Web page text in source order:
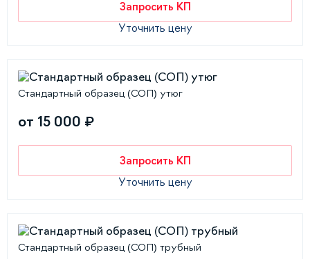
Запросить КП
Уточнить цену
Стандартный образец (СОП) утюг
от 15 000 ₽
Запросить КП
Уточнить цену
Стандартный образец (СОП) трубный